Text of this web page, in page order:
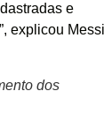
e
explicou
dos